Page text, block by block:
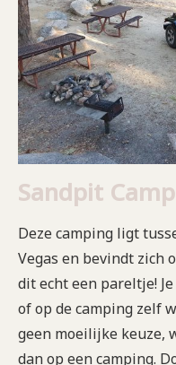
Sandpit
Deze camping ligt
Vegas en bevindt zich
dit echt een pareltje!
of op de camping zelf
geen moeilijke keuze,
dan op een camping.